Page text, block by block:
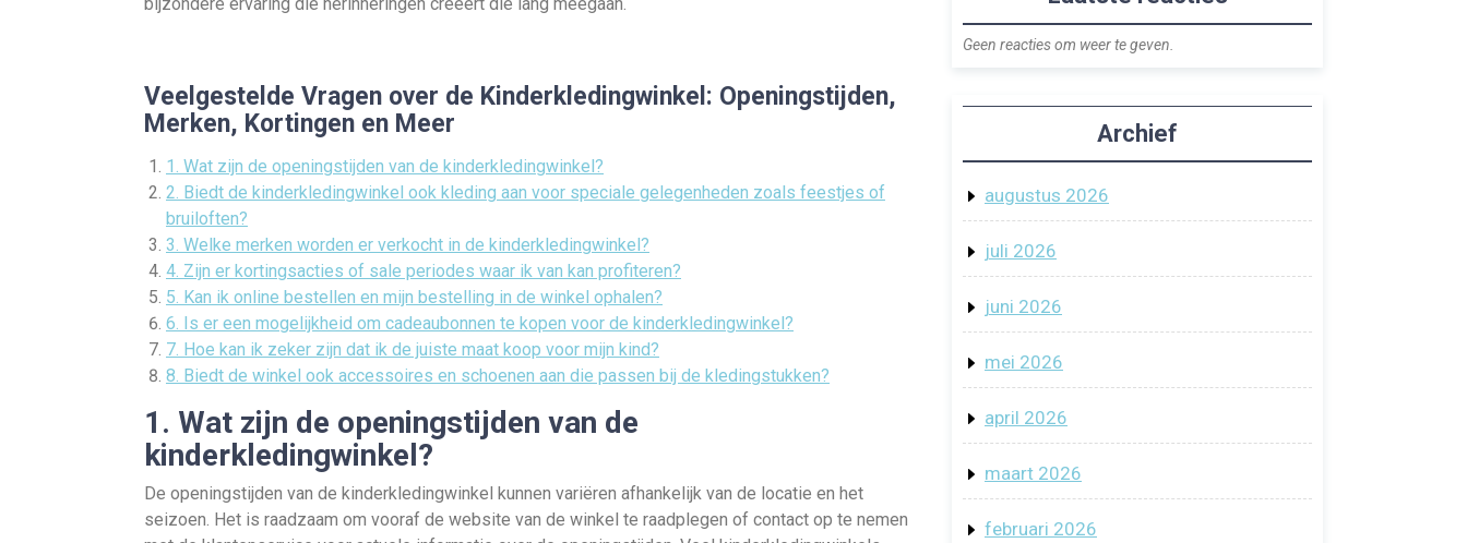
Veelgestelde Vragen over de Kinderkledingwinkel: Openingstijden,
Merken, Kortingen en Meer
1. Wat zijn de openingstijden van de kinderkledingwinkel?
2. Biedt de kinderkledingwinkel ook kleding aan voor speciale gelegenheden zoals feestjes of
bruiloften?
3. Welke merken worden er verkocht in de kinderkledingwinkel?
4. Zijn er kortingsacties of sale periodes waar ik van kan profiteren?
5. Kan ik online bestellen en mijn bestelling in de winkel ophalen?
6. Is er een mogelijkheid om cadeaubonnen te kopen voor de kinderkledingwinkel?
7. Hoe kan ik zeker zijn dat ik de juiste maat koop voor mijn kind?
8. Biedt de winkel ook accessoires en schoenen aan die passen bij de kledingstukken?
1. Wat zijn de openingstijden van de
kinderkledingwinkel?
De openingstijden van de kinderkledingwinkel kunnen variëren afhankelijk van de locatie en het
seizoen. Het is raadzaam om vooraf de website van de winkel te raadplegen of contact op te nemen
Geen reacties om weer te geven.
Archief
augustus 2026
juli 2026
juni 2026
mei 2026
april 2026
maart 2026
februari 2026